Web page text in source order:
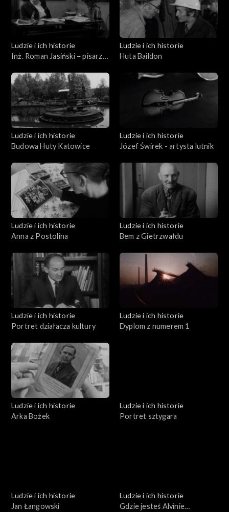
Ludzie i ich historie
Inż. Roman Jasiński − pisarz
Ludzie i ich historie
Huta Baildon
Ludzie i ich historie
Budowa Huty Katowice
Ludzie i ich historie
Józef Świrek - artysta lutnik
Ludzie i ich historie
Anna z Postolina
Ludzie i ich historie
Bem z Gietrzwałdu
Ludzie i ich historie
Portret działacza kultury
Ludzie i ich historie
Dyplom z numerem 1
Ludzie i ich historie
Arka Bożek
Ludzie i ich historie
Portret sztygara
Ludzie i ich historie
Jan Łangowski
Ludzie i ich historie
Gdzie jesteś Alvinie